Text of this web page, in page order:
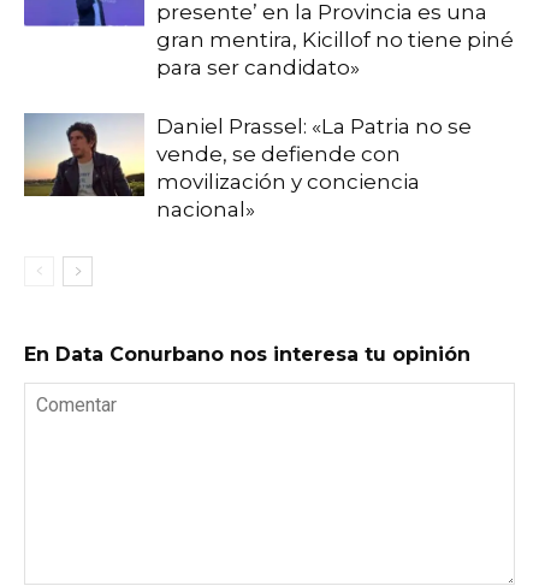
presente’ en la Provincia es una
gran mentira, Kicillof no tiene piné
para ser candidato»
Daniel Prassel: «La Patria no se
vende, se defiende con
movilización y conciencia
nacional»
En Data Conurbano nos interesa tu opinión